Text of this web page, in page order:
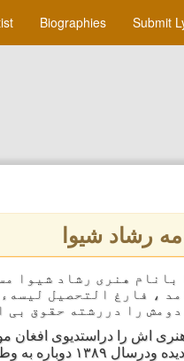
Biographies Submit
رشاد شیوا
بانام هنری رشاد شیوا
، فارغ التحصیل
دومش را دررشته حقوق بی
مهاجر گردیده